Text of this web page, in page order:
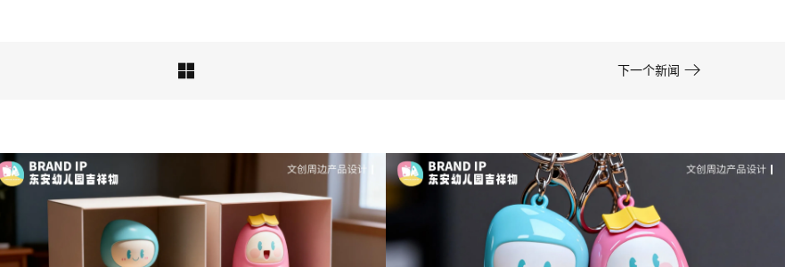
 下一个新闻 
从战略高度审视文旅ip设计，我们发现这……